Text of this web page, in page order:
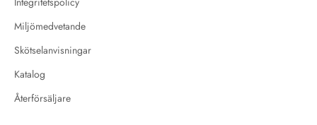
Miljömedvetande
Skötselanvisningar
Katalog
Återförsäljare